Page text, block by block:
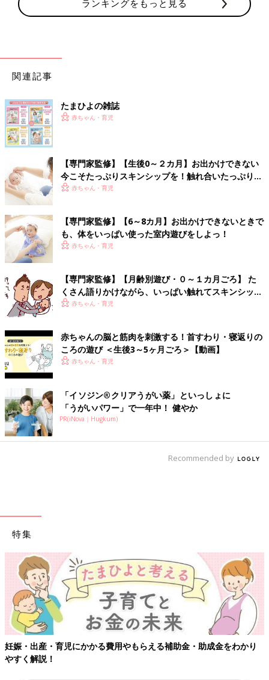
ランキングをもっと見る
関連記事
たまひよの雑誌
赤ちゃん・育児
【専門家監修】【生後0～２カ月】お出かけできない
今こそたっぷりスキンシップを！触れ合いたっぷり室
内遊び6選
赤ちゃん・育児
【専門家監修】【6～8カ月】お出かけできないときで
も、体をいっぱい使った室内遊びをしよっ！
赤ちゃん・育児
【専門家監修】【月齢別遊び・０～１カ月ごろ】 た
くさん語りかけながら、いっぱい触れてスキンシップ
遊びを
赤ちゃん・育児
赤ちゃんの脳と筋肉を刺激する！首すわり・寝返りの
ころの遊び ＜生後3～5ヶ月ごろ＞【動画】
赤ちゃん・育児
「イソジン®クリアうがい薬」といっしょに
「うがいパワー」で一年中！ 健やか
PR(iNova｜Hugkum)
Recommended by
特集
妊娠・出産・育児にかかる費用やもらえる補助金・助成金をわかり
やすく解説！